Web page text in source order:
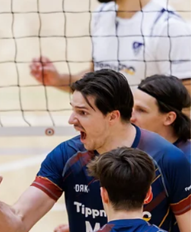
Az 5–8. helyért zajló párharc első
mérkőzésén hazai pályán fogadtuk a
MEAFC-PekaBau csapatát, és határozott,
stabil játékkal 3:0-s győzelmet arattunk ,
előnybe kerültünk a két győzelemig tartó
párharcban. A találkozó során végig
alatt tartottuk a játékot, és
rendre pontosabbak, hatékonyabbak
ellenfelünknél. 1. szett – Stabil kezdés,
határozott előny (25–19) Magas hőfokon
kezdődött a mérkőzés, egyik csapat sem
engedett a másiknak az el